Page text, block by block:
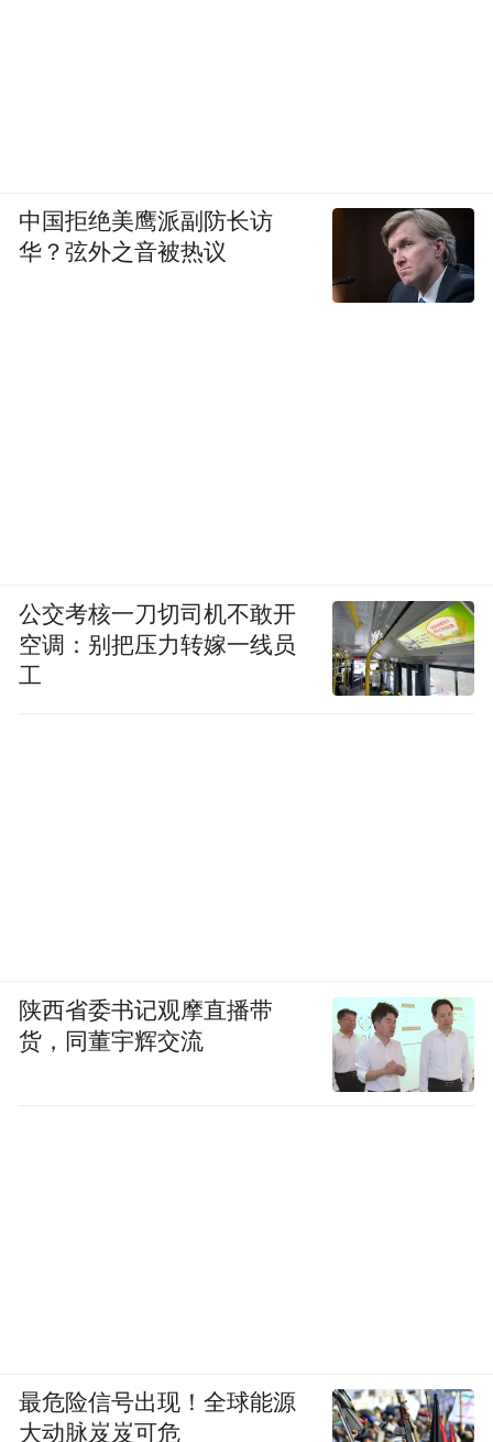
中国拒绝美鹰派副防长访
华？弦外之音被热议
公交考核一刀切司机不敢开
空调：别把压力转嫁一线员
工
陕西省委书记观摩直播带
货，同董宇辉交流
最危险信号出现！全球能源
大动脉岌岌可危